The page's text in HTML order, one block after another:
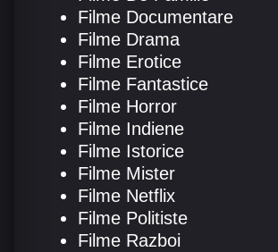
Filme Documentare
Filme Drama
Filme Erotice
Filme Fantastice
Filme Horror
Filme Indiene
Filme Istorice
Filme Mister
Filme Netflix
Filme Politiste
Filme Razboi